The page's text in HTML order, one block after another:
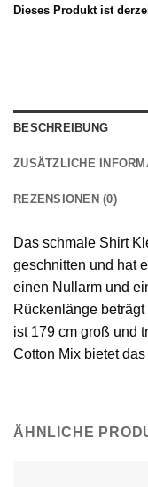
Dieses Produkt ist
BESCHREIBUNG
ZUSÄTZLICHE
REZENSIONEN (0)
Das schmale Shirt
geschnitten und hat
einen Nullarm und
Rückenlänge
ist 179 cm groß und
Cotton Mix bietet
ÄHNLICHE